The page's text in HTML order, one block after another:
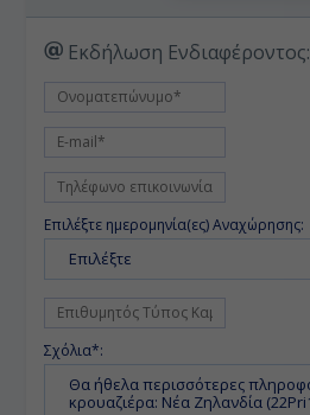
Εκδήλωση Ενδιαφέροντος:
Επιλέξτε ημερομηνία(ες) Αναχώρησης:
Επιλέξτε
Σχόλια*: